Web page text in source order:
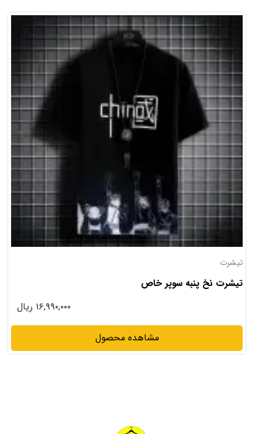
تیشرت
تیشرت نخ پنبه سوپر خاص
۱۶,۹۹۰,۰۰۰ ریال
مشاهده محصول